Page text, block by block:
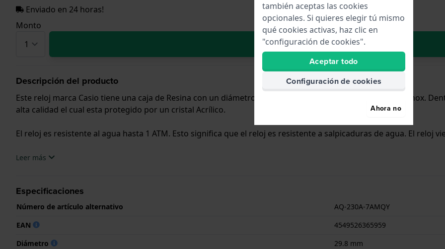
Enviado en 24 horas!
Monto
Añadir al carrito
Descripción del producto
Este reloj marca Casio tiene una caja de Resina con un diámetro de 29.8 mm y cuenta con una correa de Inox.
alta calidad el cual esta protegido por un cristal Acrílico.
El reloj es resistente al agua hasta 1 ATM. Esto significa que el reloj es resistente a salpicaduras de agua. El reloj
.Leer más
Especificaciones
Número de artículo alternativo
AQ-230A-7AMQY
EAN
4549526365959
Diámetro
29.8 mm
también aceptas las cookies
opcionales. Si quieres elegir tú mismo
qué cookies activas, haz clic en
"configuración de cookies".
Aceptar todo
Configuración de cookies
Ahora no